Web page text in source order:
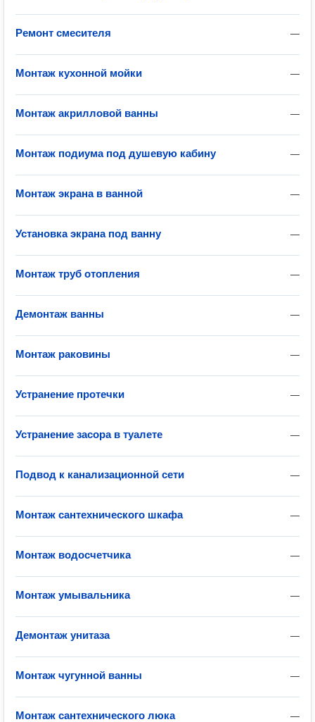
—
Ремонт смесителя
—
Монтаж кухонной мойки
—
Монтаж акрилловой ванны
—
Монтаж подиума под душевую кабину
—
Монтаж экрана в ванной
—
Установка экрана под ванну
—
Монтаж труб отопления
—
Демонтаж ванны
—
Монтаж раковины
—
Устранение протечки
—
Устранение засора в туалете
—
Подвод к канализационной сети
—
Монтаж сантехнического шкафа
—
Монтаж водосчетчика
—
Монтаж умывальника
—
Демонтаж унитаза
—
Монтаж чугунной ванны
—
Монтаж сантехнического люка